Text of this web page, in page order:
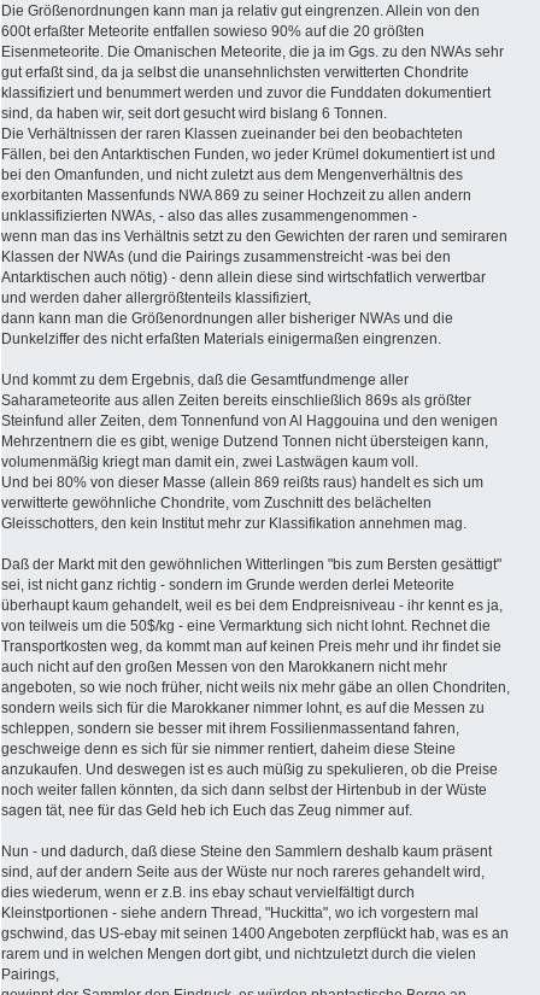
Die Größenordnungen kann man ja relativ gut eingrenzen. Allein von den
600t erfaßter Meteorite entfallen sowieso 90% auf die 20 größten
Eisenmeteorite. Die Omanischen Meteorite, die ja im Ggs. zu den NWAs sehr
gut erfaßt sind, da ja selbst die unansehnlichsten verwitterten Chondrite
klassifiziert und benummert werden und zuvor die Funddaten dokumentiert
sind, da haben wir, seit dort gesucht wird bislang 6 Tonnen.
Die Verhältnissen der raren Klassen zueinander bei den beobachteten
Fällen, bei den Antarktischen Funden, wo jeder Krümel dokumentiert ist und
bei den Omanfunden, und nicht zuletzt aus dem Mengenverhältnis des
exorbitanten Massenfunds NWA 869 zu seiner Hochzeit zu allen andern
unklassifizierten NWAs, - also das alles zusammengenommen -
wenn man das ins Verhältnis setzt zu den Gewichten der raren und semiraren
Klassen der NWAs (und die Pairings zusammenstreicht -was bei den
Antarktischen auch nötig) - denn allein diese sind wirtschfatlich verwertbar
und werden daher allergrößtenteils klassifiziert,
dann kann man die Größenordnungen aller bisheriger NWAs und die
Dunkelziffer des nicht erfaßten Materials einigermaßen eingrenzen.
Und kommt zu dem Ergebnis, daß die Gesamtfundmenge aller
Saharameteorite aus allen Zeiten bereits einschließlich 869s als größter
Steinfund aller Zeiten, dem Tonnenfund von Al Haggouina und den wenigen
Mehrzentnern die es gibt, wenige Dutzend Tonnen nicht übersteigen kann,
volumenmäßig kriegt man damit ein, zwei Lastwägen kaum voll.
Und bei 80% von dieser Masse (allein 869 reißts raus) handelt es sich um
verwitterte gewöhnliche Chondrite, vom Zuschnitt des belächelten
Gleisschotters, den kein Institut mehr zur Klassifikation annehmen mag.
Daß der Markt mit den gewöhnlichen Witterlingen "bis zum Bersten gesättigt"
sei, ist nicht ganz richtig - sondern im Grunde werden derlei Meteorite
überhaupt kaum gehandelt, weil es bei dem Endpreisniveau - ihr kennt es ja,
von teilweis um die 50$/kg - eine Vermarktung sich nicht lohnt. Rechnet die
Transportkosten weg, da kommt man auf keinen Preis mehr und ihr findet sie
auch nicht auf den großen Messen von den Marokkanern nicht mehr
angeboten, so wie noch früher, nicht weils nix mehr gäbe an ollen Chondriten,
sondern weils sich für die Marokkaner nimmer lohnt, es auf die Messen zu
schleppen, sondern sie besser mit ihrem Fossilienmassentand fahren,
geschweige denn es sich für sie nimmer rentiert, daheim diese Steine
anzukaufen. Und deswegen ist es auch müßig zu spekulieren, ob die Preise
noch weiter fallen könnten, da sich dann selbst der Hirtenbub in der Wüste
sagen tät, nee für das Geld heb ich Euch das Zeug nimmer auf.
Nun - und dadurch, daß diese Steine den Sammlern deshalb kaum präsent
sind, auf der andern Seite aus der Wüste nur noch rareres gehandelt wird,
dies wiederum, wenn er z.B. ins ebay schaut vervielfältigt durch
Kleinstportionen - siehe andern Thread, "Huckitta", wo ich vorgestern mal
gschwind, das US-ebay mit seinen 1400 Angeboten zerpflückt hab, was es an
rarem und in welchen Mengen dort gibt, und nichtzuletzt durch die vielen
Pairings,